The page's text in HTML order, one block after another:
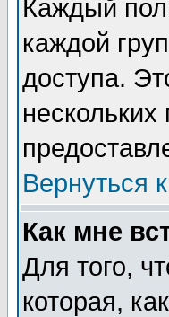
Каждый
каждой
доступа.
Вернуться
Как мне
Для того,
которая,